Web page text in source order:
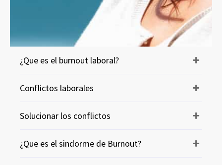
¿Que es el burnout laboral?
Conflictos laborales
Solucionar los conflictos
¿Que es el sindorme de Burnout?